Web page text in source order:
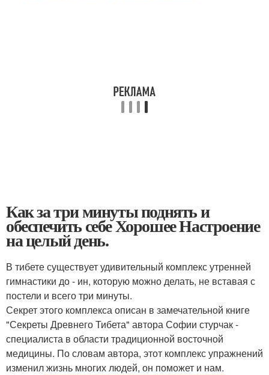
Как за три минуты поднять и
обеспечить себе Хорошее Настроение
на целый день.
В тибете существует удивительный комплекс утренней
гимнастики до - ин, которую можно делать, не вставая с
постели и всего три минуты.
Секрет этого комплекса описан в замечательной книге
"Секреты Древнего Тибета" автора Софии стурчак -
специалиста в области традиционной восточной
медицины. По словам автора, этот комплекс упражнений
изменил жизнь многих людей, он поможет и нам.